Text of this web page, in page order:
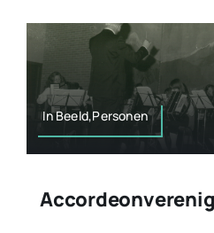
In Beeld,Personen